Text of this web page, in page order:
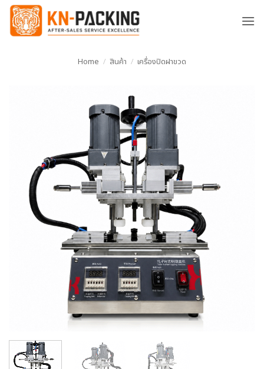
ข้าม
ยัง
Home / สินค้า / เครื่องปิดฝาขวด